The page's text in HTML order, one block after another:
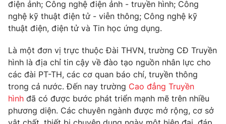
Sản phẩm
Tư vấn
Giao lưu trực tuyến
Chuyên mục khác
Emagazine Podcast
điện ảnh; Công nghệ điện ảnh - truyền hình; Công
nghệ kỹ thuật điện tử - viễn thông; Công nghệ kỹ
thuật điện, điện tử và Tin học ứng dụng.
Là một đơn vị trực thuộc Đài THVN, trường CĐ Truyền
hình là địa chỉ tin cậy về đào tạo nguồn nhân lực cho
các đài PT-TH, các cơ quan báo chí, truyền thông
trong cả nước. Đến nay trường Cao đẳng Truyền
hình đã có được bước phát triển mạnh mẽ trên nhiều
phương diện. Các chuyên ngành được mở rộng, cơ sở